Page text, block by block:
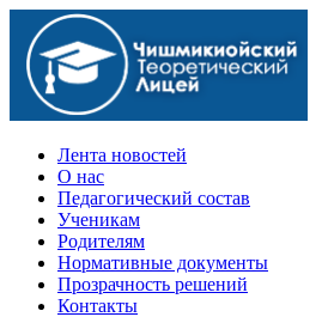
Официальный сайт учебного заведения
Лента новостей
О нас
Педагогический состав
Ученикам
Родителям
Нормативные документы
Прозрачность решений
Контакты